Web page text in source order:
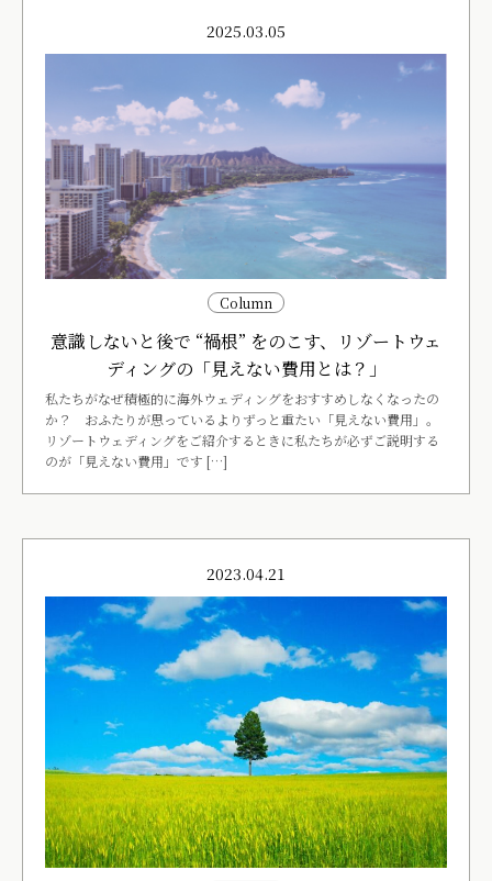
2025.03.05
Column
意識しないと後で “禍根” をのこす、リゾートウェ
ディングの「見えない費用とは？」
私たちがなぜ積極的に海外ウェディングをおすすめしなくなったの
か？ おふたりが思っているよりずっと重たい「見えない費用」。
リゾートウェディングをご紹介するときに私たちが必ずご説明する
のが「見えない費用」です […]
2023.04.21